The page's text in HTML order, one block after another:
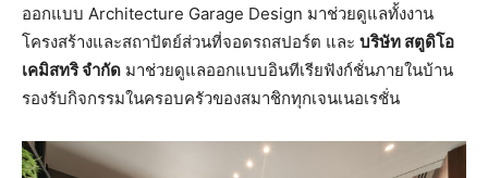
ออกแบบ Architecture Garage Design มาช่วยดูแลทั้งงาน
โครงสร้างและสถาปัตย์ส่วนที่จอดรถสปอร์ต และ บริษัท สตูดิโอ
เคมิสทริ จำกัด มาช่วยดูแลออกแบบอินทีเรียฟังก์ชั่นภายในบ้าน
รองรับกิจกรรมในครอบครัวของสมาชิกทุกเจนเนอเรชั่น